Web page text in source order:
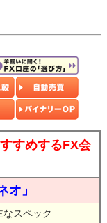
すめするFX会
オ」
スペック